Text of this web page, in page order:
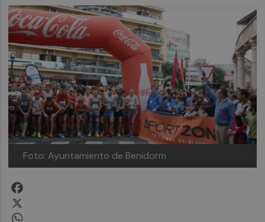
Foto: Ayuntamiento de Benidorm